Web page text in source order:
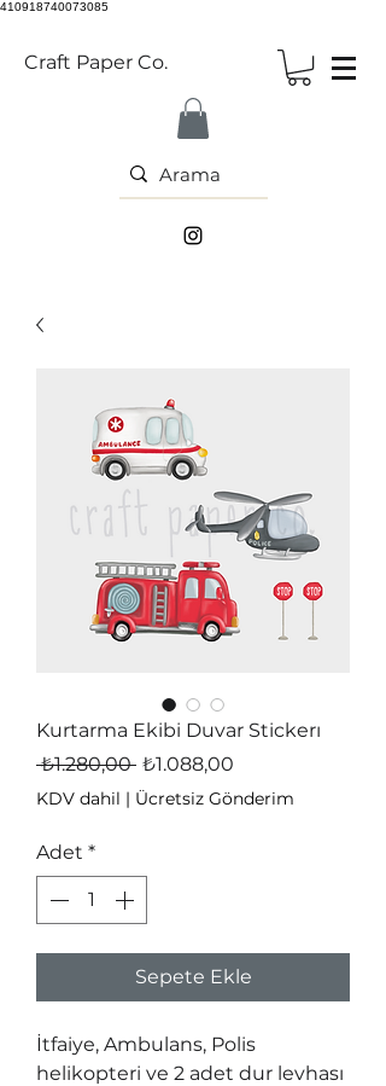
410918740073085
Craft Paper Co.
Kurtarma Ekibi Duvar Stickerı
₺1.280,00 Normal
Fiyat
₺1.088,00
Fiyat
KDV dahil | Ücretsiz Gönderim
Adet *
Sepete Ekle
İtfaiye, Ambulans, Polis
helikopteri ve 2 adet dur levhası